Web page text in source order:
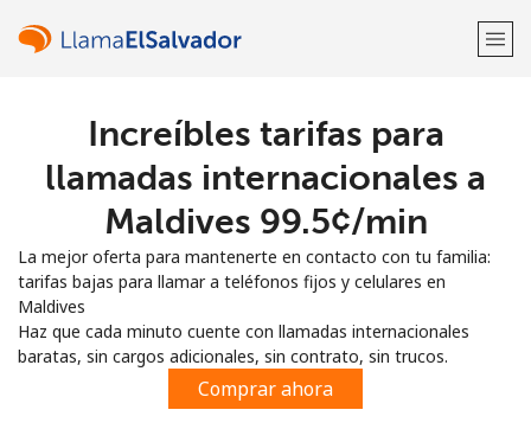
¡Bienvenido!
Regístrate con
o
Increíbles tarifas para
llamadas internacionales a
Maldives ⁦99.5¢⁩/min
La mejor oferta para mantenerte en contacto con tu familia:
tarifas bajas para llamar a teléfonos fijos y celulares en
Maldives
Haz que cada minuto cuente con llamadas internacionales
baratas, sin cargos adicionales, sin contrato, sin trucos.
Comprar ahora